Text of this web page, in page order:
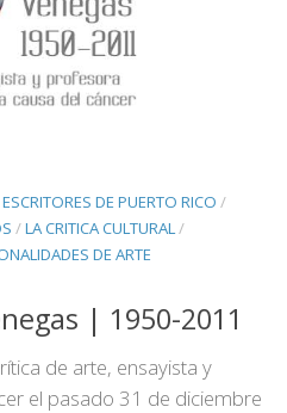
ESCRITORES DE PUERTO RICO /
/LA CRITICA CULTURAL/
DE ARTE
| 1950-2011
de arte, ensayista y
el pasado 31 de diciembre